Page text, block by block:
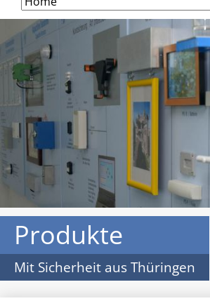
navigation
Produkte
Mit Sicherheit aus Thüringen